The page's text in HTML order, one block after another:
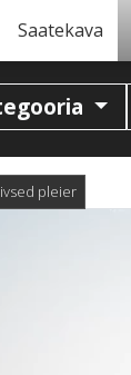
Saatekava
pleier